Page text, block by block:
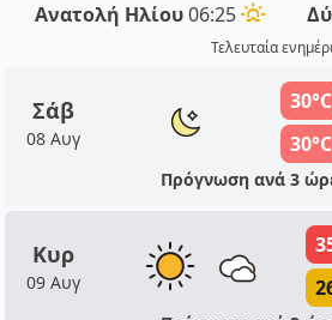
Ανατολή Ηλίου06:25
Τελευταία
Σάβ
08 Αυγ
30°C
30°C
Πρόγνωση ανά 3
Κυρ
09 Αυγ